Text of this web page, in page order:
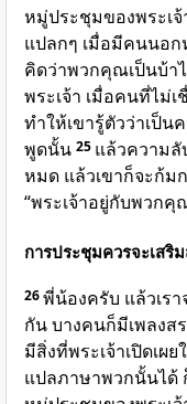
หมู่ประชุมของพระเ
แปลกๆ เมื่อมีคนนอก
คิดว่าพวกคุณเป็นบ้า
พระเจ้า เมื่อคนที่ไม่
ทำให้เขารู้ตัวว่าเป็
พูดนั้น 25 แล้วความลั
หมด แล้วเขาก็จะก้ม
“พระเจ้าอยู่กับพวกคุ
การประชุมควรจะเสริ
26พี่น้องครับ แล้วเร
กัน บางคนก็มีเพลงส
มีสิ่งที่พระเจ้าเปิดเ
แปลภาษาพวกนั้นได้